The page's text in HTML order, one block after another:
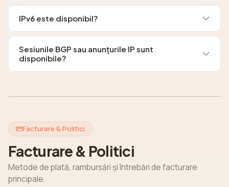
IPv6 este disponibil?
Sesiunile BGP sau anunțurile IP sunt
disponibile?
Facturare & Politici
Facturare & Politici
Metode de plată, rambursări și întrebări de facturare
principale.